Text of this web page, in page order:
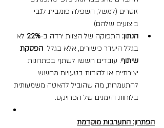
זוטרים (למשל, השפלה פומבית לגבי
ביצועים שלהם).
הנתון: התפוקה של הצוות ירדה ב-22% לא
בגלל היעדר כישורים, אלא בגלל הפסקת
שיתוף. עובדים חששו לשתף בפתרונות
יצירתיים או להודות בטעויות מחשש
להתעמרות, מה שהוביל להאטה משמעותית
בלוחות הזמנים של הפרויקט.
הפתרון: התערבות מוקדמת